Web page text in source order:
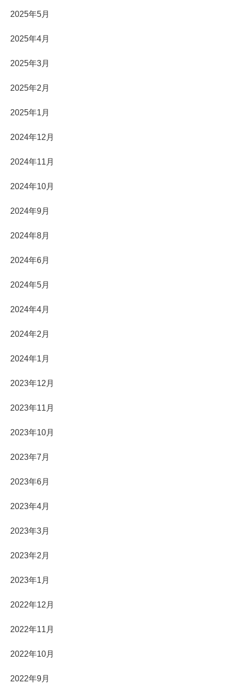
2025年5月
2025年4月
2025年3月
2025年2月
2025年1月
2024年12月
2024年11月
2024年10月
2024年9月
2024年8月
2024年6月
2024年5月
2024年4月
2024年2月
2024年1月
2023年12月
2023年11月
2023年10月
2023年7月
2023年6月
2023年4月
2023年3月
2023年2月
2023年1月
2022年12月
2022年11月
2022年10月
2022年9月